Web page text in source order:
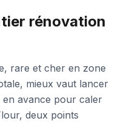
rénovation
rare et cher en zone
mieux vaut lancer
en avance pour caler
deux points